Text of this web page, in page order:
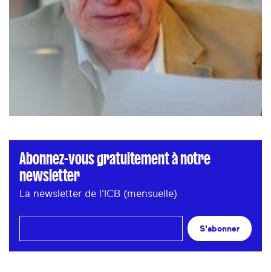
Abonnez-vous gratuitement à notre
newsletter
La newsletter de l'ICB (mensuelle)
S'abonner